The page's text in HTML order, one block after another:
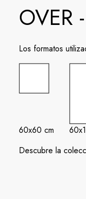
OVER
Los formatos
60x60 cm
Descubre la